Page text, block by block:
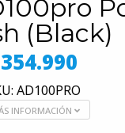
(Black)
AD100PRO
INFORMACIÓN